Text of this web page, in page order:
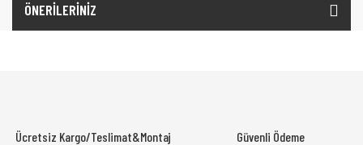
ÖNERİLERİNİZ
Ücretsiz Kargo/Teslimat&Montaj Güvenli Ödeme